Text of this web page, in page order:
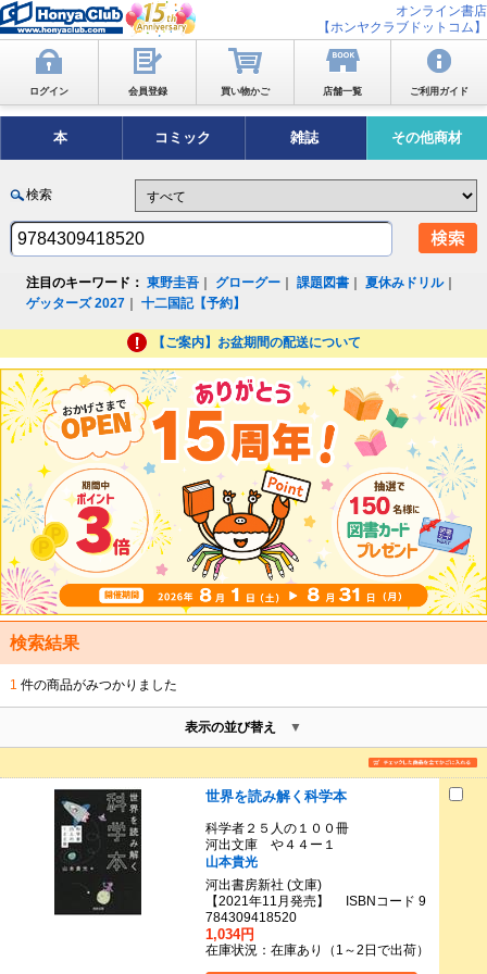
オンライン書店
【ホンヤクラブドットコム】
ログイン 会員登録 買い物かご 店舗一覧 ご利用ガイド
本 コミック 雑誌 その他商材
検索
注目のキーワード： 東野圭吾 グローグー ｜課題図書 ｜夏休みドリル｜
ゲッターズ 2027 ｜十二国記【予約】
【ご案内】お盆期間の配送について
検索結果
1 件の商品がみつかりました
表示の並び替え
世界を読み解く科学本
科学者２５人の１００冊
河出文庫 や４４ー１
山本貴光
河出書房新社 (文庫)
【2021年11月発売】 ISBNコード 9
784309418520
1,034円
在庫状況：在庫あり（1～2日で出荷）